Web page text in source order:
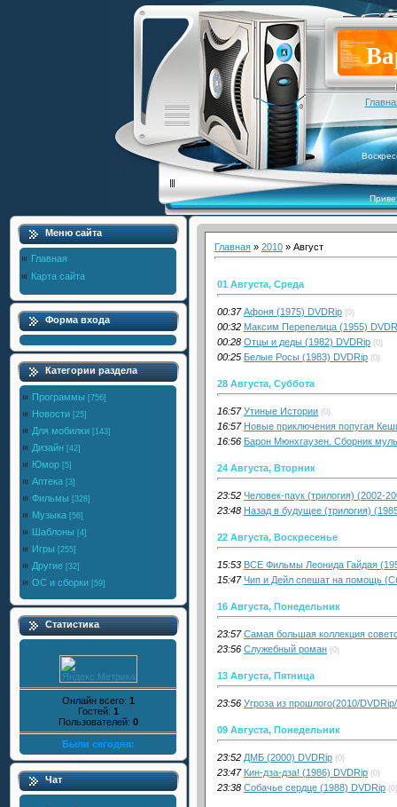
Меню сайта
Главная
Карта сайта
Форма входа
Категории раздела
Программы [756]
Новости [25]
Для мобилки [143]
Дизайн [42]
Юмор [5]
Аптека [3]
Фильмы [328]
Музыка [56]
Шаблоны [4]
Игры [255]
Другие [32]
ОС и сборки [59]
Статистика
Онлайн всего: 1
Гостей: 1
Пользователей: 0
Были сегодня:
Чат
Главная » 2010 » Август
01 Августа, Среда
00:37 Афоня (1975) DVDRip (0)
00:32 Максим Перепелица (1955)
00:28 Отцы и деды (1982) DVDRip (0)
00:25 Белые Росы (1983) DVDRip (0)
28 Августа, Суббота
16:57 Утиные Истории (0)
16:57 Новые приключения попугая
16:56 Барон Мюнхгаузен. Сборник
24 Августа, Вторник
23:52 Человек-паук (трилогия) (2002-
23:48 Назад в будущее (трилогия)
22 Августа, Воскресенье
15:53 ВСЕ Фильмы Леонида Гайдая
15:47 Чип и Дейл спешат на помощь
16 Августа, Понедельник
23:57 Самая большая коллекция
23:56 Служебный роман (0)
13 Августа, Пятница
23:56 Угроза из прошлого(2010/
09 Августа, Понедельник
23:52 ДМБ (2000) DVDRip (0)
23:47 Кин-дза-дза! (1986) DVDRip (0)
23:38 Собачье сердце (1988) DVDRip (0)